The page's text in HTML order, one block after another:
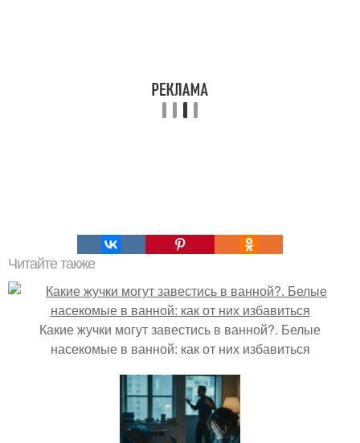
Читайте также
Какие жучки могут завестись в ванной?. Белые
насекомые в ванной: как от них избавиться